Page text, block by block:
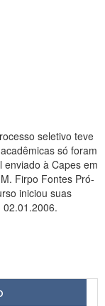
seletivo teve
só foram
à Capes em
Firpo Fontes Pró-
iniciou suas